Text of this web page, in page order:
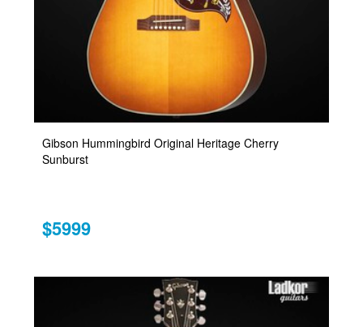
Gibson Hummingbird Original Heritage Cherry
Sunburst
$5999